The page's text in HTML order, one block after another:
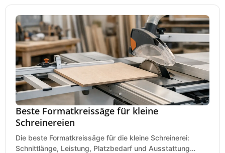
Beste Formatkreissäge für kleine
Schreinereien
Die beste Formatkreissäge für die kleine Schreinerei:
Schnittlänge, Leistung, Platzbedarf und Ausstattung